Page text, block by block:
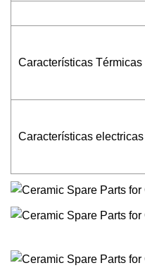
Características Térmicas
Características electricas